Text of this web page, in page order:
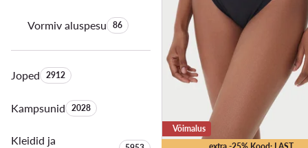
Vormiv aluspesuToodete arv:
86
JopedToodete arv:
2912
KampsunidToodete arv:
2028
Kleidid ja
Võimalus